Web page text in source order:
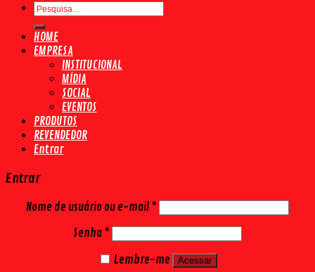
Pesquisar
por:
HOME
EMPRESA
INSTITUCIONAL
MÍDIA
SOCIAL
EVENTOS
PRODUTOS
REVENDEDOR
Entrar
Entrar
Nome de usuário ou e-mail *
Senha *
Lembre-me
Acessar